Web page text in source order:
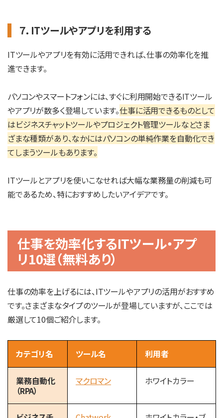
７．ITツールやアプリを利用する
ITツールやアプリを有効に活用できれば、仕事の効率化を推
進できます。
パソコンやスマートフォンには、すぐに利用開始できるITツール
やアプリが数多く登場しています。仕事に活用できるものとして
はビジネスチャットツールやプロジェクト管理ツールなどさま
ざまな種類があり、なかにはパソコンの単純作業を自動化でき
てしまうツールもあります。
ITツールとアプリを使いこなせれば大幅な業務量の削減も可
能であるため、特におすすめしたいアイデアです。
仕事を効率化するITツール・アプ
リ10選（無料あり）
仕事の効率を上げるには、ITツールやアプリの活用がおすすめ
です。さまざまなタイプのツールが登場していますが、ここでは
厳選して10個ご紹介します。
カテゴリ名 ツール名 利用者
業務自動化
（RPA）
マクロマン ホワイトカラー